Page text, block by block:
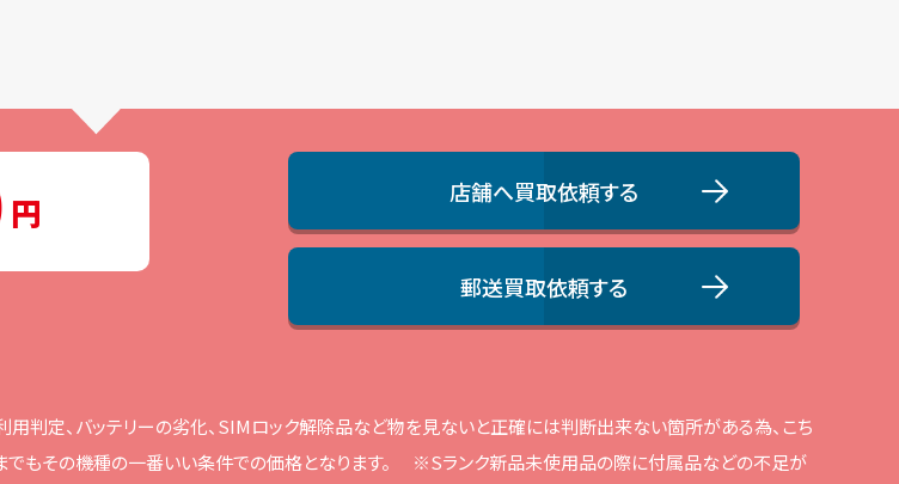
店舗へ買取依頼する
郵送買取依頼する
⽤判定、バッテリーの劣化、SIMロック解除品など物を⾒ないと正確には判断出来ない箇所がある為、こち
もその機種の⼀番いい条件での価格となります。
※Sランク新品未使⽤品の際に付属品などの不⾜が